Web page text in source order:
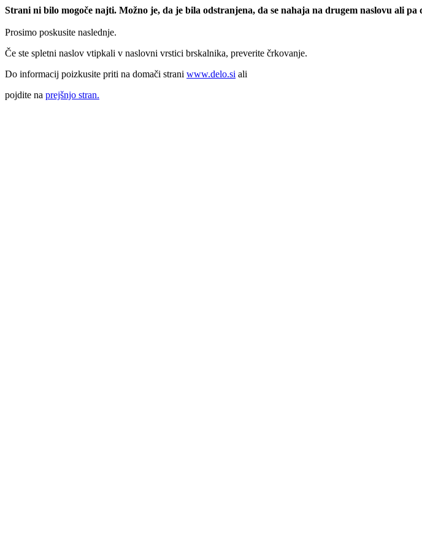
Strani ni bilo mogoče najti. Možno je, da je bila odstranjena, da se nahaja na drugem naslovu ali pa
Prosimo poskusite naslednje.
Če ste spletni naslov vtipkali v naslovni vrstici brskalnika, preverite črkovanje.
Do informacij poizkusite priti na domači strani www.delo.si ali
pojdite na prejšnjo stran.